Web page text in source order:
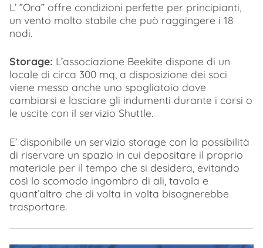
L’ ”Ora” offre condizioni perfette per principianti,
un vento molto stabile che può raggingere i 18
nodi.
Storage: L’associazione Beekite dispone di un
locale di circa 300 mq, a disposizione dei soci
viene messo anche uno spogliatoio dove
cambiarsi e lasciare gli indumenti durante i corsi o
le uscite con il servizio Shuttle.
E’ disponibile un servizio storage con la possibilità
di riservare un spazio in cui depositare il proprio
materiale per il tempo che si desidera, evitando
così lo scomodo ingombro di ali, tavola e
quant’altro che di volta in volta bisognerebbe
trasportare.